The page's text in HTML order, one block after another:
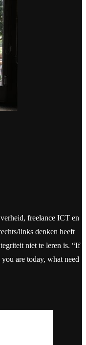
freelance ICT en
links denken heeft
niet te leren is. “If
are today, what need